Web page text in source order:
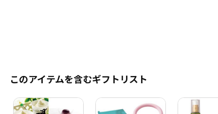
このアイテムを含むギフトリスト